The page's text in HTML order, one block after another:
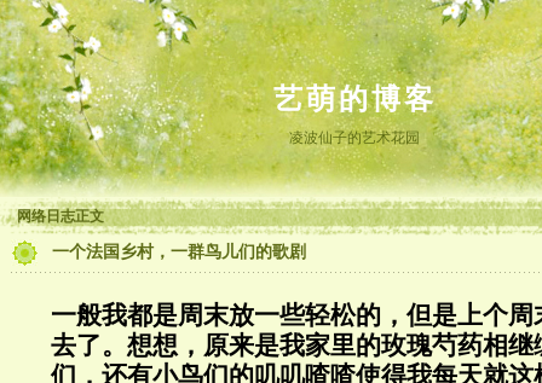
艺萌的博客
凌波仙子的艺术花园
网络日志正文
一个法国乡村，一群鸟儿们的歌剧
一般我都是周末放一些轻松的，但是上个
去了。想想，原来是我家里的玫瑰芍药相
们，还有小鸟们的叽叽喳喳使得我每天就